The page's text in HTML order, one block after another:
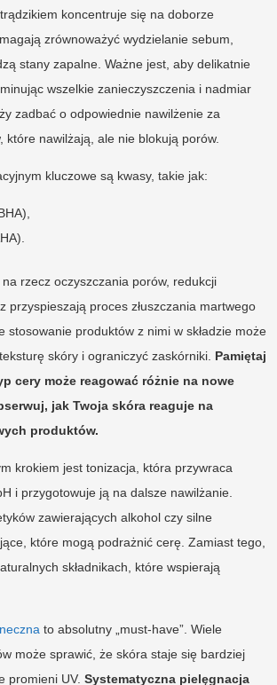
koncentruje się na doborze
zrównoważyć wydzielanie sebum,
stany zapalne. Ważne jest, aby delikatnie
wszelkie zanieczyszczenia i nadmiar
zadbać o odpowiednie nawilżenie za
które nawilżają, ale nie blokują porów.
kluczowe są kwasy, takie jak:
na rzecz oczyszczania porów, redukcji
przyspieszają proces złuszczania martwego
stosowanie produktów z nimi w składzie może
skóry i ograniczyć zaskórniki. Pamiętaj
cery może reagować różnie na nowe
jak Twoja skóra reaguje na
produktów.
krokiem jest tonizacja, która przywraca
i przygotowuje ją na dalsze nawilżanie.
zawierających alkohol czy silne
które mogą podrażnić cerę. Zamiast tego,
składnikach, które wspierają
to absolutny „must-have”. Wiele
może sprawić, że skóra staje się bardziej
promieni UV. Systematyczna pielęgnacja